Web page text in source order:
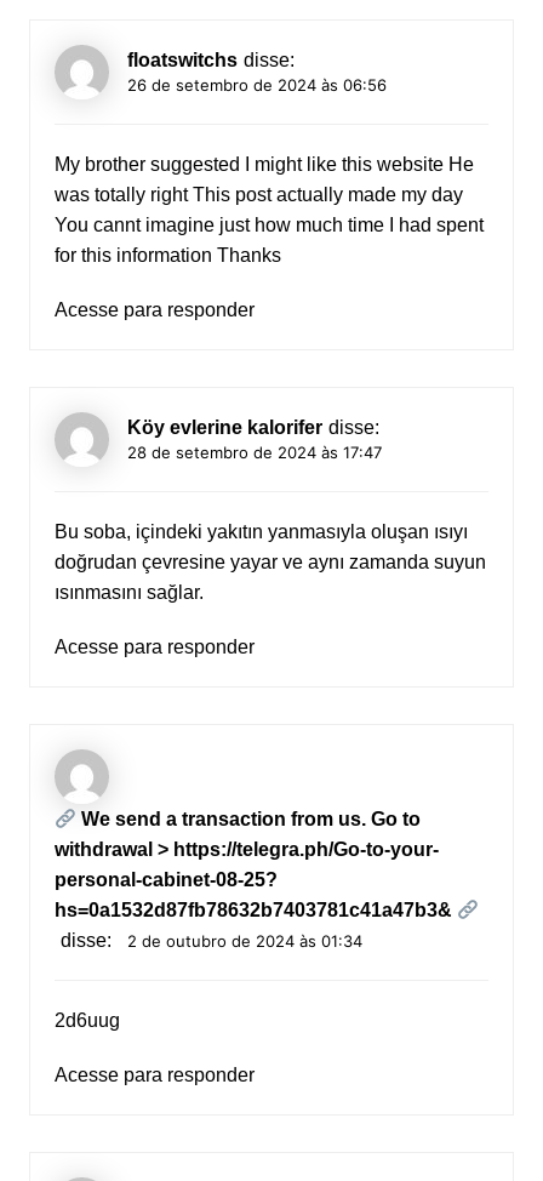
floatswitchs disse:
26 de setembro de 2024 às 06:56
My brother suggested I might like this website He
was totally right This post actually made my day
You cannt imagine just how much time I had spent
for this information Thanks
Acesse para responder
Köy evlerine kalorifer disse:
28 de setembro de 2024 às 17:47
Bu soba, içindeki yakıtın yanmasıyla oluşan ısıyı
doğrudan çevresine yayar ve aynı zamanda suyun
ısınmasını sağlar.
Acesse para responder
We send a transaction from us. Gо tо
withdrаwаl > https://telegra.ph/Go-to-your-
personal-cabinet-08-25?
hs=0a1532d87fb78632b7403781c41a47b3&
disse:
2 de outubro de 2024 às 01:34
2d6uug
Acesse para responder